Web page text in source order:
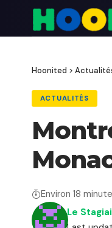
Hoonited >
ACTUALITÉS
Le
Environ 18